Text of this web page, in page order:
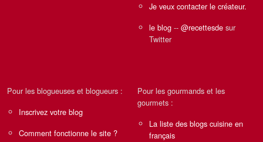
Je veux contacter le créateur.
le blog -- @recettesde sur
Twitter
Pour les blogueuses et blogueurs :
Inscrivez votre blog
Comment fonctionne le site ?
Pour les gourmands et les
gourmets :
La liste des blogs cuisine en
français